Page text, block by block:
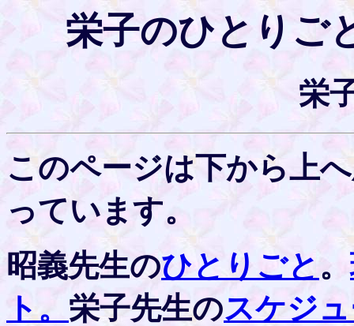
栄子のひとりご
栄
このページは下から上
っています。
昭義先生のひとりごと 。
ト。 栄子先生のスケジ